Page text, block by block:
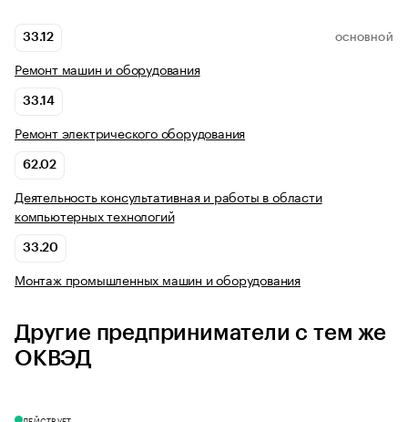
33.12 ОСНОВНОЙ
Ремонт машин и оборудования
33.14
Ремонт электрического оборудования
62.02
Деятельность консультативная и работы в области
компьютерных технологий
33.20
Монтаж промышленных машин и оборудования
Другие предприниматели с тем же
ОКВЭД